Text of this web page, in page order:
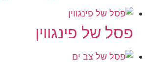
פסל של פינגווין